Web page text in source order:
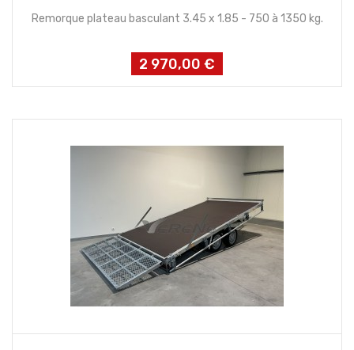
Remorque plateau basculant 3.45 x 1.85 - 750 à 1350 kg.
Prix
2 970,00 €